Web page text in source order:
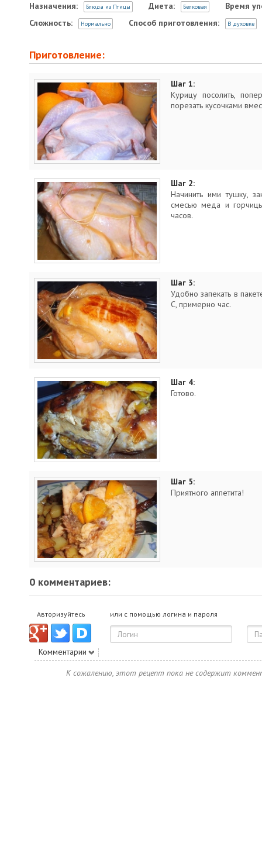
Назначения: Блюда из Птицы Диета: Белковая
Время
Сложность:
Нормально Способ приготовления: В духовке
Приготовление:
Шаг 1:
Курицу посолить,
порезать кусочками
Шаг 2:
Начинить ими тушку,
смесью меда и
часов.
Шаг 3:
Удобно запекать в
С, примерно час.
Шаг 4:
Готово.
Шаг 5:
Приятного аппетита!
0 комментариев:
Авторизуйтесь или с помощью логина и пароля
Комментарии
К сожалению, этот рецепт пока не содержит